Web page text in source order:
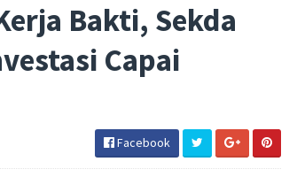
Bakti, Sekda
Capai
Facebook